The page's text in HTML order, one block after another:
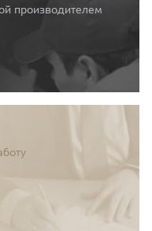
производителем